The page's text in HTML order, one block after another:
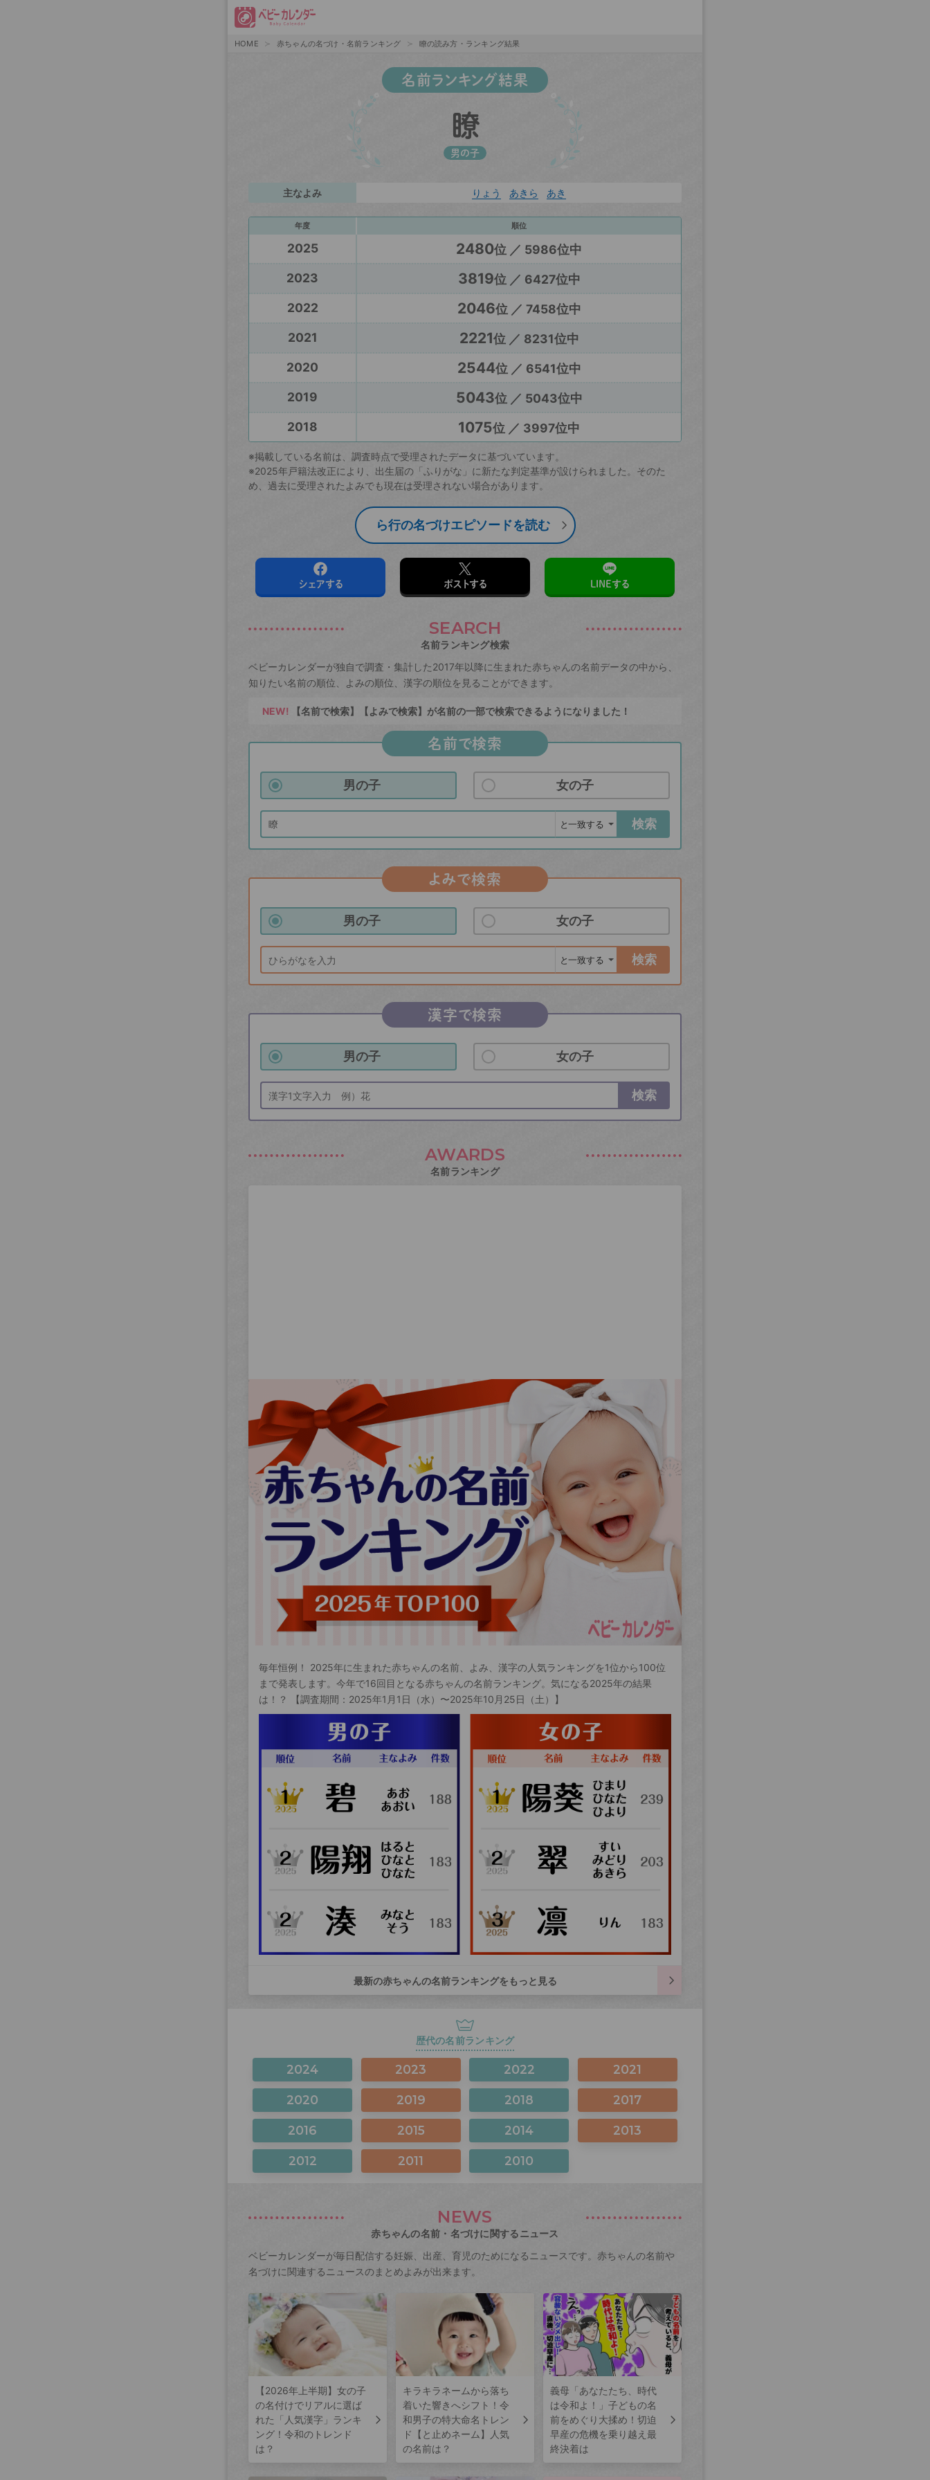
HOME 赤ちゃんの名づけ・名前ランキング 瞭の読み方・ランキング結果
名前ランキング結果
瞭
男の子
主なよみ りょう あきら あき
年度 順位
2025 2480位 ／ 5986位中
2023
3819位 ／ 6427位中
2022
2046位 ／ 7458位中
2021
2221位 ／ 8231位中
2020
2544位 ／ 6541位中
2019
5043位 ／ 5043位中
2018
1075位 ／ 3997位中
※掲載している名前は、調査時点で受理されたデータに基づいています。
※2025年戸籍法改正により、出生届の「ふりがな」に新たな判定基準が設けられました。そのた
め、過去に受理されたよみでも現在は受理されない場合があります。
ら行の名づけエピソードを読む
シェアする ポストする LINEする
SEARCH
名前ランキング検索
ベビーカレンダーが独自で調査・集計した2017年以降に生まれた赤ちゃんの名前データの中から、
知りたい名前の順位、よみの順位、漢字の順位を見ることができます。
NEW! 【名前で検索】【よみで検索】が名前の一部で検索できるようになりました！
名前で検索
男の子 女の子
検索
よみで検索
男の子 女の子
検索
漢字で検索
男の子 女の子
検索
AWARDS
名前ランキング
毎年恒例！ 2025年に生まれた赤ちゃんの名前、よみ、漢字の人気ランキングを1位から100位
まで発表します。今年で16回目となる赤ちゃんの名前ランキング。気になる2025年の結果
は！？ 【調査期間：2025年1月1日（水）〜2025年10月25日（土）】
最新の赤ちゃんの名前ランキングをもっと見る
歴代の名前ランキング
2024 2023 2022 2021
2020 2019 2018 2017
2016 2015 2014 2013
2012 2011 2010
NEWS
赤ちゃんの名前・名づけに関するニュース
ベビーカレンダーが毎日配信する妊娠、出産、育児のためになるニュースです。赤ちゃんの名前や
名づけに関連するニュースのまとめよみが出来ます。
【2026年上半期】女の子
の名付けでリアルに選ば
れた「人気漢字」ランキ
ング！令和のトレンド
は？
キラキラネームから落ち
着いた響きへシフト！令
和男子の特大命名トレン
ド【と止めネーム】人気
の名前は？
義母「あなたたち、時代
は令和よ！」子どもの名
前をめぐり大揉め！切迫
早産の危機を乗り越え最
終決着は